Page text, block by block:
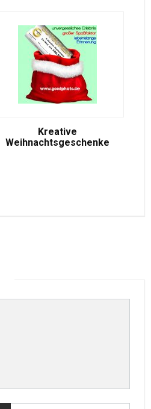
Kreative
Weihnachtsgeschenke